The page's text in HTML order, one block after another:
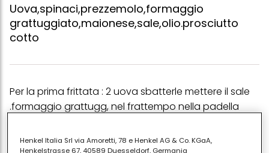
Uova,spinaci,prezzemolo,formaggio
grattuggiato,maionese,sale,olio.prosciutto
cotto
Per la prima frittata : 2 uova sbatterle mettere il sale
.formaggio grattugg, nel frattempo nella padella
mettere il contenuto e fare una frittata sottile perche
Henkel Italia Srl via Amoretti, 78 e Henkel AG & Co. KGaA,
Henkelstrasse 67, 40589 Duesseldorf, Germania